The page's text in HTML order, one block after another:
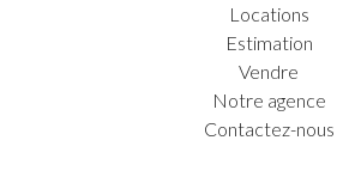
Locations
Estimation
Vendre
Notre agence
Contactez-nous